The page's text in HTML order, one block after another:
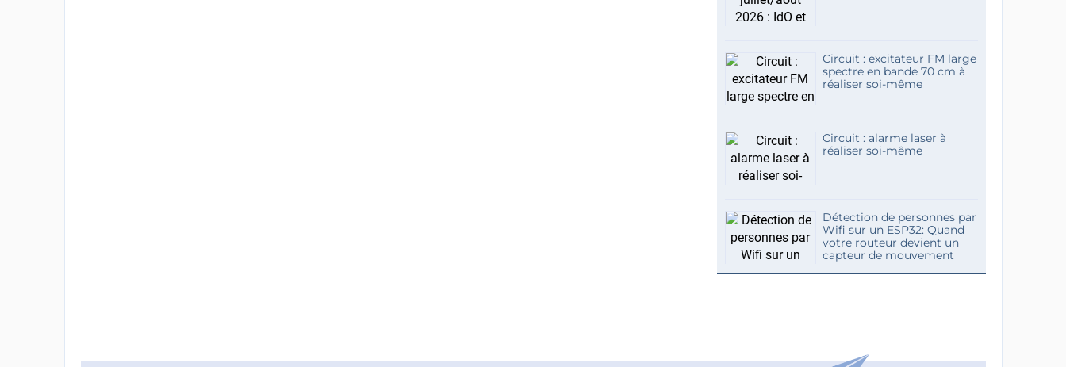
Circuit : excitateur FM large
spectre en bande 70 cm à
réaliser soi-même
Circuit : alarme laser à
réaliser soi-même
Détection de personnes par
Wifi sur un ESP32: Quand
votre routeur devient un
capteur de mouvement